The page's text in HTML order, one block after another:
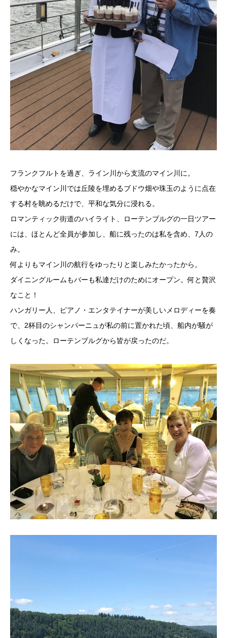
フランクフルトを過ぎ、ライン川から支流のマイン川に。
穏やかなマイン川では丘陵を埋めるブドウ畑や珠玉のように点在
する村を眺めるだけで、平和な気分に浸れる。
ロマンティック街道のハイライト、ローテンブルグの一日ツアー
には、ほとんど全員が参加し、船に残ったのは私を含め、7人の
み。
何よりもマイン川の航行をゆったりと楽しみたかったから。
ダイニングルームもバーも私達だけのためにオープン。何と贅沢
なこと！
ハンガリー人、ピアノ・エンタテイナーが美しいメロディーを奏
で、2杯目のシャンパーニュが私の前に置かれた頃、船内が騒が
しくなった。ローテンブルグから皆が戻ったのだ。